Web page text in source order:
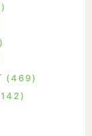
(469)